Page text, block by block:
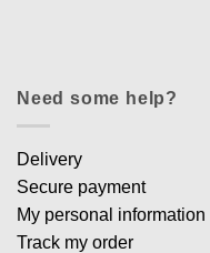
Need some help?
Delivery
Secure payment
My personal information
Track my order